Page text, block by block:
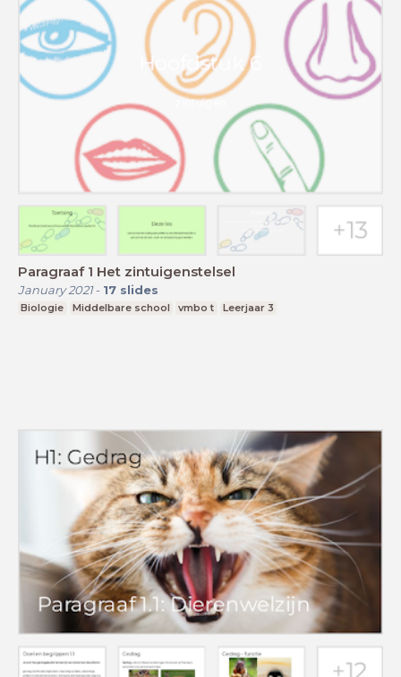
Paragraaf 1 Het zintuigenstelsel
January 2021- 17 slides
Biologie Middelbare school vmbo t Leerjaar 3